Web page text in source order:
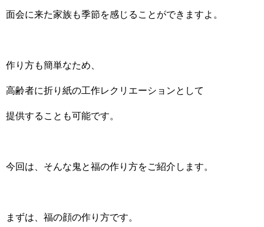
面会に来た家族も季節を感じることができますよ。
作り方も簡単なため、
高齢者に折り紙の工作レクリエーションとして
提供することも可能です。
今回は、そんな鬼と福の作り方をご紹介します。
まずは、福の顔の作り方です。